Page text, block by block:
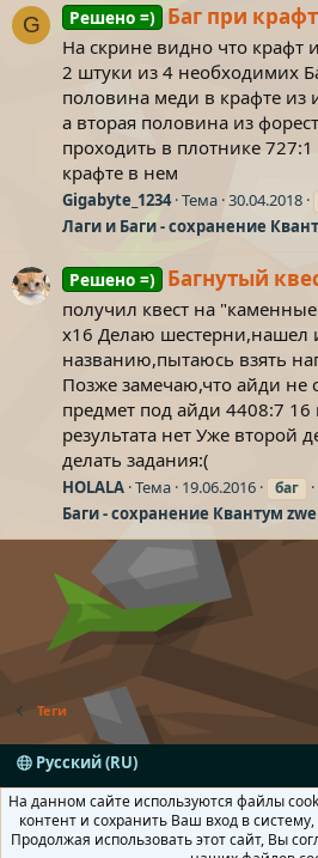
G Решено =) Баг при
На скрине видно что крафт
2 штуки из 4 необходимих
половина меди в крафте из
а вторая половина из
проходить в плотнике 727:1
крафте в нем
Gigabyte_1234 Тема 30.04.2018
Лаги и Баги - сохранение
Решено =) Багнутый
получил квест на
х16 Делаю шестерни,нашел
названию,пытаюсь взять
Позже замечаю,что айди не
предмет под айди 4408:7 16
результата нет Уже второй
делать задания:(
HOLALA Тема 19.06.2016 баг
Баги - сохранение Квантум
Теги
Русский (RU)
Условия и правила
Политика
Помощь
Главная
R
S
S
На данном сайте используются файлы
контент и сохранить Ваш вход в
Продолжая использовать этот сайт, Вы